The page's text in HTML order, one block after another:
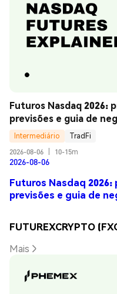
Futuros Nasdaq 2026:
previsões e guia de
Intermediário
TradFi
2026-08-06
10-15m
2026-08-06
Futuros Nasdaq 2026:
previsões e guia de
FUTUREXCRYPTO
Mais